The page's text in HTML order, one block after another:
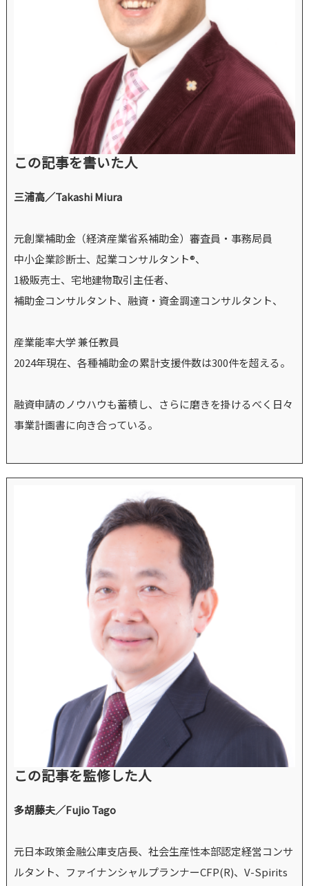
この記事を書いた人
三浦高／Takashi Miura
元創業補助金（経済産業省系補助金）審査員・事務局員
中小企業診断士、起業コンサルタント®、
1級販売士、宅地建物取引主任者、
補助金コンサルタント、融資・資金調達コンサルタント、
産業能率大学 兼任教員
2024年現在、各種補助金の累計支援件数は300件を超える。
融資申請のノウハウも蓄積し、さらに磨きを掛けるべく日々
事業計画書に向き合っている。
この記事を監修した人
多胡藤夫／Fujio Tago
元日本政策金融公庫支店長、社会生産性本部認定経営コンサ
ルタント、ファイナンシャルプランナーCFP(R)、V-Spirits